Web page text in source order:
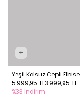
+
Yeşil Kolsuz Cepli Elbise
5.999,95 TL3.999,95 TL
%33 İndirim